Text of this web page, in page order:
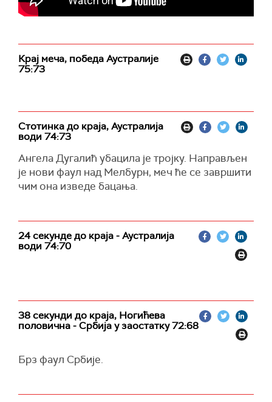
Крај меча, победа Аустралије
75:73
Стотинка до краја, Аустралија
води 74:73
Ангела Дугалић убацила је тројку. Направљен
је нови фаул над Мелбурн, меч ће се завршити
чим она изведе бацања.
24 секунде до краја - Аустралија
води 74:70
38 секунди до краја, Ногићева
половична - Србија у заостатку 72:68
Брз фаул Србије.